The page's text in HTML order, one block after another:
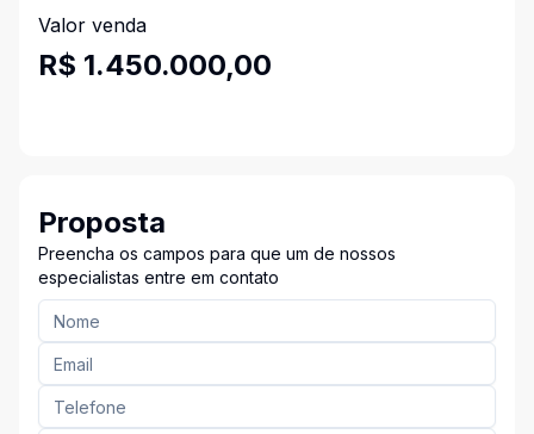
Valor venda
R$ 1.450.000,00
Proposta
Preencha os campos para que um de nossos
especialistas entre em contato